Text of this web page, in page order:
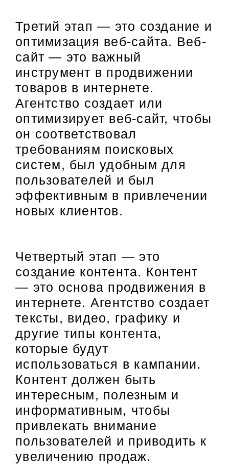
Третий этап — это создание и
оптимизация веб-сайта. Веб-
сайт — это важный
инструмент в продвижении
товаров в интернете.
Агентство создает или
оптимизирует веб-сайт, чтобы
он соответствовал
требованиям поисковых
систем, был удобным для
пользователей и был
эффективным в привлечении
новых клиентов.
Четвертый этап — это
создание контента. Контент
— это основа продвижения в
интернете. Агентство создает
тексты, видео, графику и
другие типы контента,
которые будут
использоваться в кампании.
Контент должен быть
интересным, полезным и
информативным, чтобы
привлекать внимание
пользователей и приводить к
увеличению продаж.